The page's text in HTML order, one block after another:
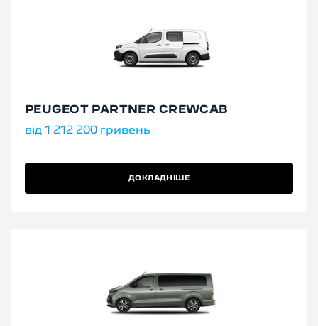
PEUGEOT PARTNER CREWCAB
від 1 212 200 гривень
ДОКЛАДНІШЕ